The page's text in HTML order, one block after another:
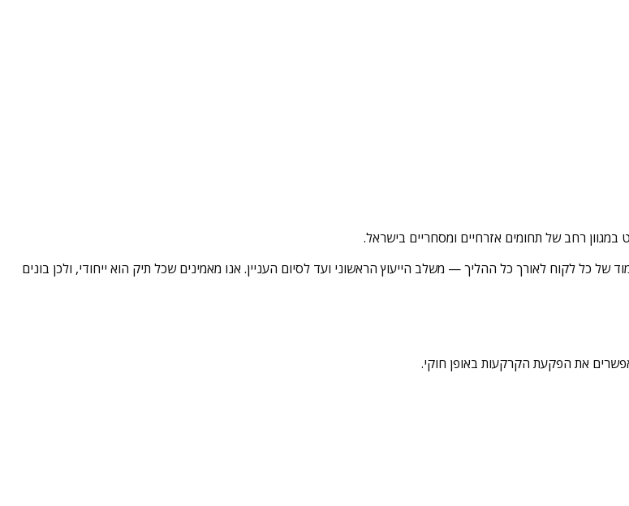
במגוון רחב של תחומים אזרחיים ומסחריים בישראל.
של כל לקוח לאורך כל ההליך — משלב הייעוץ הראשוני ועד לסיום העניין. אנו מאמינים שכל תיק הוא ייחודי, ולכן בונים
את הפקעת הקרקעות באופן חוקי.